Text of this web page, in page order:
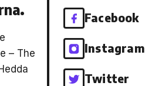
– The
Facebook
Instagram
Twitter